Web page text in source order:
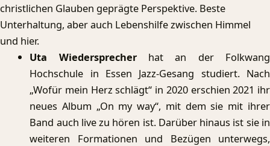
christlichen Glauben geprägte Perspektive. Beste
Unterhaltung, aber auch Lebenshilfe zwischen Himmel
und hier.
Uta Wiedersprecherhat an der Folkwang
Hochschule in Essen Jazz-Gesang studiert. Nach
„Wofür mein Herz schlägt“ in 2020 erschien 2021 ihr
neues Album „On my way“, mit dem sie mit ihrer
Band auch live zu hören ist. Darüber hinaus ist sie in
weiteren Formationen und Bezügen unterwegs,